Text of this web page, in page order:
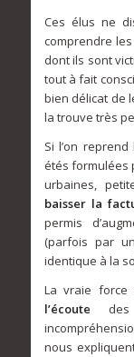
Ces élus ne
comprendre
dont ils sont
tout à fait
bien délicat de
la trouve très
Si l’on
étés formulées
urbaines,
baisser la
permis
(parfois par
identique à la
La vraie force
l’écoute
nous